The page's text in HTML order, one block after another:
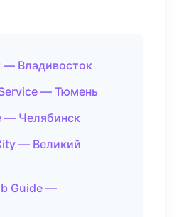
— Владивосток
— Тюмень
— Челябинск
— Великий
Guide —